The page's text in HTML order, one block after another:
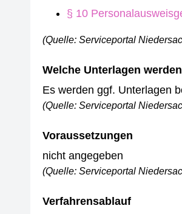
§ 10
(Quelle: Serviceportal
Welche Unterlagen
Es werden ggf. Unterlagen
(Quelle: Serviceportal
Voraussetzungen
nicht angegeben
(Quelle: Serviceportal
Verfahrensablauf